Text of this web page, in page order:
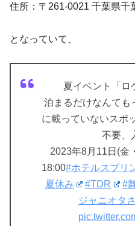
住所：〒261-0021 千葉県千
となっていて、
夏イベント「ロ
泊まるだけなんても
に載っていないスポ
不要、
2023年8月11日(
18:00#ホテルスプリ
夏休み
#TDR #
ジャニオタ